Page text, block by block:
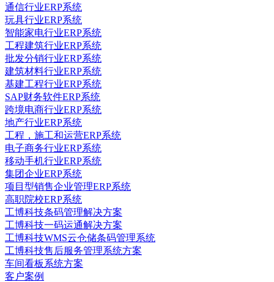
通信行业ERP系统
玩具行业ERP系统
智能家电行业ERP系统
工程建筑行业ERP系统
批发分销行业ERP系统
建筑材料行业ERP系统
基建工程行业ERP系统
SAP财务软件ERP系统
跨境电商行业ERP系统
地产行业ERP系统
工程，施工和运营ERP系统
电子商务行业ERP系统
移动手机行业ERP系统
集团企业ERP系统
项目型销售企业管理ERP系统
高职院校ERP系统
工博科技条码管理解决方案
工博科技一码运通解决方案
工博科技WMS云仓储条码管理系统
工博科技售后服务管理系统方案
车间看板系统方案
客户案例